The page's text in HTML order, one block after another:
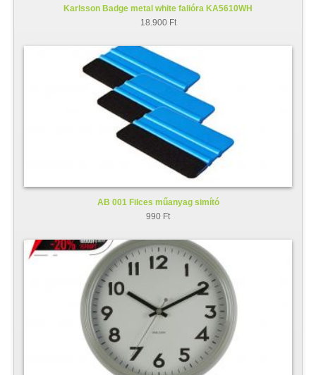
Karlsson Badge metal white falióra KA5610WH
18.900 Ft
AB 001 Filces műanyag simító
990 Ft